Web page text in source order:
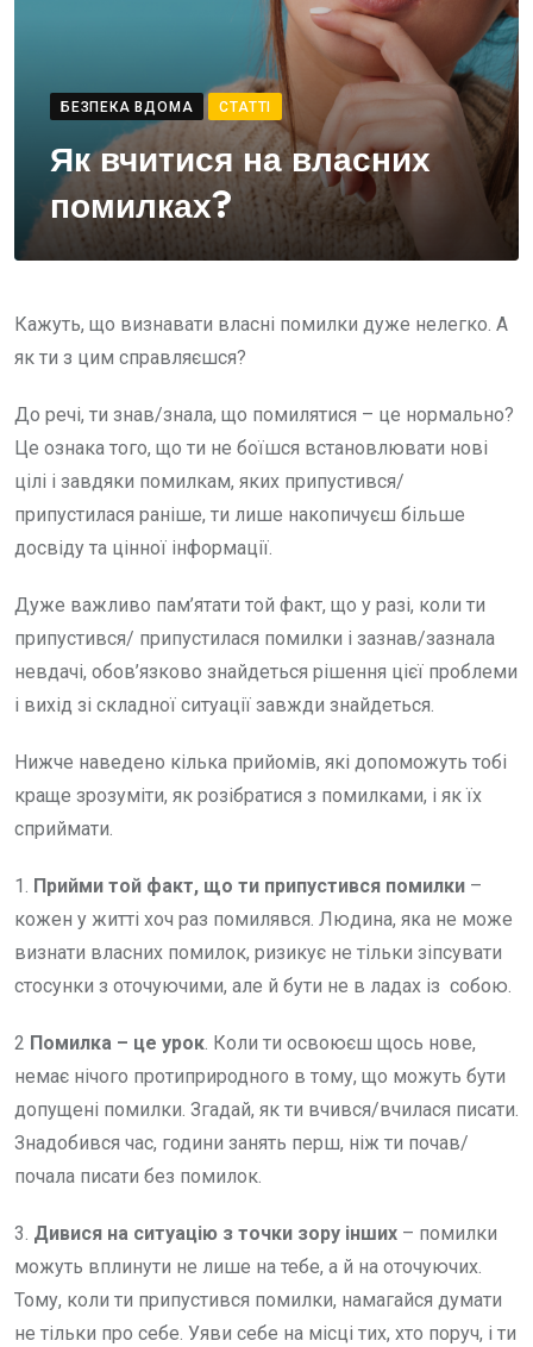
БЕЗПЕКА ВДОМА СТАТТІ
Як вчитися на власних
помилках?
Кажуть, що визнавати власні помилки дуже нелегко. А
як ти з цим справляєшся?
До речі, ти знав/знала, що помилятися – це нормально?
Це ознака того, що ти не боїшся встановлювати нові
цілі і завдяки помилкам, яких припустився/
припустилася раніше, ти лише накопичуєш більше
досвіду та цінної інформації.
Дуже важливо пам’ятати той факт, що у разі, коли ти
припустився/ припустилася помилки і зазнав/зазнала
невдачі, обов’язково знайдеться рішення цієї проблеми
і вихід зі складної ситуації завжди знайдеться.
Нижче наведено кілька прийомів, які допоможуть тобі
краще зрозуміти, як розібратися з помилками, і як їх
сприймати.
1. Прийми той факт, що ти припустився помилки –
кожен у житті хоч раз помилявся. Людина, яка не може
визнати власних помилок, ризикує не тільки зіпсувати
стосунки з оточуючими, але й бути не в ладах із собою.
2 Помилка – це урок. Коли ти освоюєш щось нове,
немає нічого протиприродного в тому, що можуть бути
допущені помилки. Згадай, як ти вчився/вчилася писати.
Знадобився час, години занять перш, ніж ти почав/
почала писати без помилок.
3. Дивися на ситуацію з точки зору інших – помилки
можуть вплинути не лише на тебе, а й на оточуючих.
Тому, коли ти припустився помилки, намагайся думати
не тільки про себе. Уяви себе на місці тих, хто поруч, і ти